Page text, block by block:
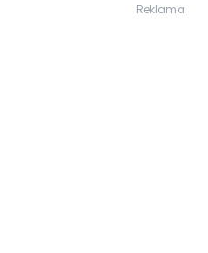
Reklama